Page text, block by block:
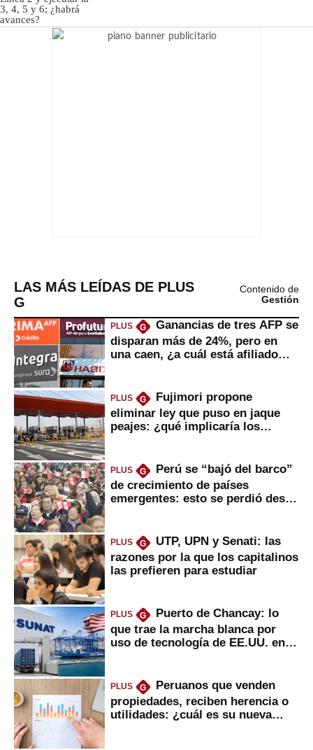
LAS MÁS LEÍDAS DE PLUS
G
Contenido de
Gestión
PLUS G
Ganancias de tres AFP se
disparan más de 24%, pero en
una caen, ¿a cuál está afiliado
PLUS G
Fujimori propone
eliminar ley que puso en jaque
peajes: ¿qué implicaría los
PLUS G
Perú se “bajó del barco”
de crecimiento de países
emergentes: esto se perdió desde
PLUS G
UTP, UPN y Senati: las
razones por la que los capitalinos
las prefieren para estudiar
PLUS G
Puerto de Chancay: lo
que trae la marcha blanca por
uso de tecnología de EE.UU. en
PLUS G
Peruanos que venden
propiedades, reciben herencia o
utilidades: ¿cuál es su nueva